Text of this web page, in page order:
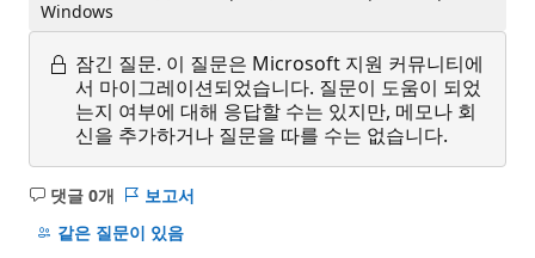
Windows
잠긴 질문. 이 질문은 Microsoft 지원 커뮤니티에
서 마이그레이션되었습니다. 질문이 도움이 되었
는지 여부에 대해 응답할 수는 있지만, 메모나 회
신을 추가하거나 질문을 따를 수는 없습니다.
댓글 0개
설
명
보고서
같은 질문이 있음